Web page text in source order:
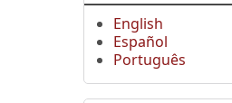
English
Español
Português